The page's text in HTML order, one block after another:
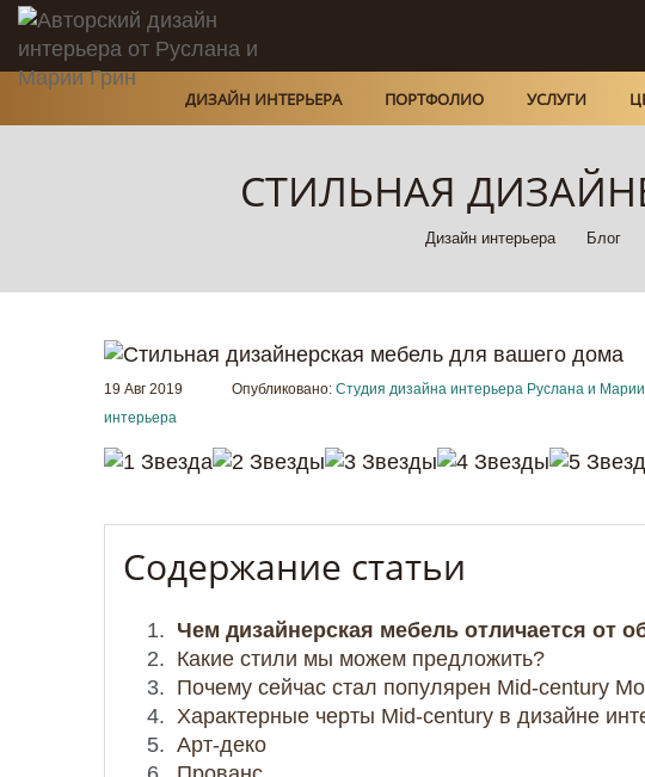
ДИЗАЙН ИНТЕРЬЕРА ПОРТФОЛИО УСЛУГИ
СТИЛЬНАЯ
Дизайн интерьера Блог
19 Авг 2019 Опубликовано: Студия дизайна интерьера Руслана и
интерьера
Содержание статьи
Чем дизайнерская мебель отличается от
Какие стили мы можем предложить?
Почему сейчас стал популярен Mid-century
Характерные черты Mid-century в дизайне
Арт-деко